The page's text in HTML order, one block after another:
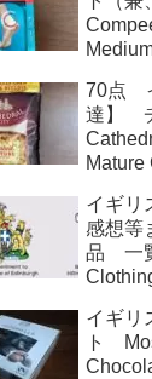
70点
達】
Mature
イギリ
感想等
品 一
イギ
ト